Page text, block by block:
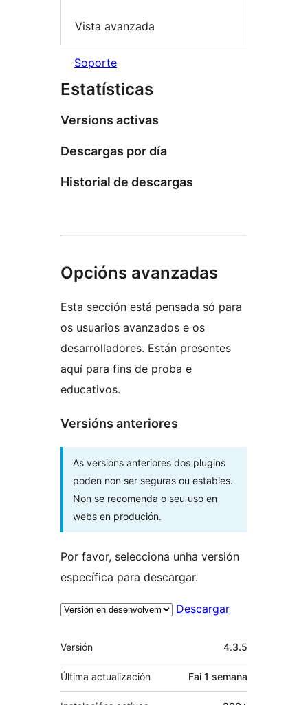
Vista avanzada
Soporte
Estatísticas
Versions activas
Descargas por día
Historial de descargas
Opcións avanzadas
Esta sección está pensada só para
os usuarios avanzados e os
desarrolladores. Están presentes
aquí para fins de proba e
educativos.
Versións anteriores
As versións anteriores dos plugins
poden non ser seguras ou estables.
Non se recomenda o seu uso en
webs en produción.
Por favor, selecciona unha versión
específica para descargar.
Descargar
Meta
Versión 4.3.5
Última actualización Fai 1 semana